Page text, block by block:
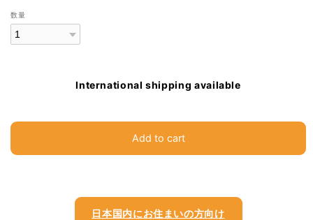
数量
International shipping available
Add to cart
日本国内にお住まいの方向け